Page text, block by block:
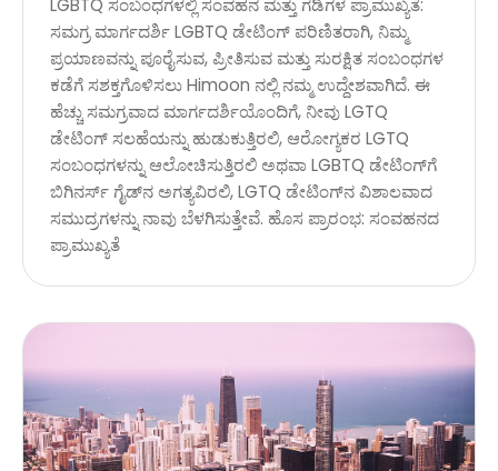
LGBTQ ಸಂಬಂಧಗಳಲ್ಲಿ ಸಂವಹನ ಮತ್ತು ಗಡಿಗಳ ಪ್ರಾಮುಖ್ಯತೆ:
ಸಮಗ್ರ ಮಾರ್ಗದರ್ಶಿ LGBTQ ಡೇಟಿಂಗ್ ಪರಿಣಿತರಾಗಿ, ನಿಮ್ಮ
ಪ್ರಯಾಣವನ್ನು ಪೂರೈಸುವ, ಪ್ರೀತಿಸುವ ಮತ್ತು ಸುರಕ್ಷಿತ ಸಂಬಂಧಗಳ
ಕಡೆಗೆ ಸಶಕ್ತಗೊಳಿಸಲು Himoon ನಲ್ಲಿ ನಮ್ಮ ಉದ್ದೇಶವಾಗಿದೆ. ಈ
ಹೆಚ್ಚು ಸಮಗ್ರವಾದ ಮಾರ್ಗದರ್ಶಿಯೊಂದಿಗೆ, ನೀವು LGTQ
ಡೇಟಿಂಗ್ ಸಲಹೆಯನ್ನು ಹುಡುಕುತ್ತಿರಲಿ, ಆರೋಗ್ಯಕರ LGTQ
ಸಂಬಂಧಗಳನ್ನು ಆಲೋಚಿಸುತ್ತಿರಲಿ ಅಥವಾ LGBTQ ಡೇಟಿಂಗ್‌ಗೆ
ಬಿಗಿನರ್ಸ್ ಗೈಡ್‌ನ ಅಗತ್ಯವಿರಲಿ, LGTQ ಡೇಟಿಂಗ್‌ನ ವಿಶಾಲವಾದ
ಸಮುದ್ರಗಳನ್ನು ನಾವು ಬೆಳಗಿಸುತ್ತೇವೆ. ಹೊಸ ಪ್ರಾರಂಭ: ಸಂವಹನದ
ಪ್ರಾಮುಖ್ಯತೆ